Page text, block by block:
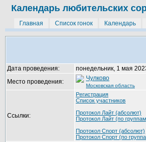
Календарь любительских
Главная Список гонок Календарь
Дата проведения:
понедельник, 1 мая
Место проведения:
Чулково
Московская область
Ссылки:
Регистрация
Список участников
Протокол Лайт (абсолют)
Протокол Лайт (по
Протокол Спорт (абсолют)
Протокол Спорт (по